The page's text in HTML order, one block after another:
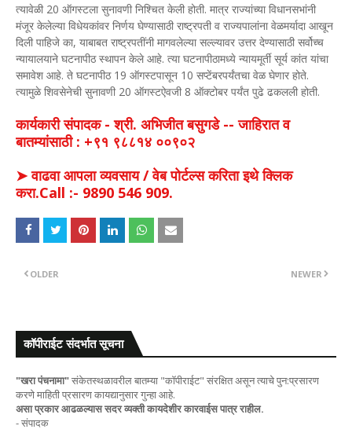
त्यावेळी 20 ऑगस्टला सुनावणी निश्चित केली होती. मात्र राज्यांच्या विधानसभांनी
मंजूर केलेल्या विधेयकांवर निर्णय घेण्यासाठी राष्ट्रपती व राज्यपालांना वेळमर्यादा आखून
दिली पाहिजे का, याबाबत राष्ट्रपतींनी मागवलेल्या सल्ल्यावर उत्तर देण्यासाठी सर्वोच्च
न्यायालयाने घटनापीठ स्थापन केले आहे. त्या घटनापीठामध्ये न्यायमूर्ती सूर्य कांत यांचा
समावेश आहे. ते घटनापीठ 19 ऑगस्टपासून 10 सप्टेंबरपर्यंतचा वेळ घेणार होते.
त्यामुळे शिवसेनेची सुनावणी 20 ऑगस्टऐवजी 8 ऑक्टोबर पर्यंत पुढे ढकलली होती.
कार्यकारी संपादक - श्री. अभिजीत बसुगडे -- जाहिरात व
बातम्यांसाठी : +९१ ९८८१४ ००९०२
➤ वाढवा आपला व्यवसाय / वेब पोर्टल्स करिता इथे क्लिक
करा.Call :- 9890 546 909.
NEWER
OLDER
कॉपीराईट संदर्भात सूचना
"खरा पंचनामा"संकेतस्थळावरील बातम्या "कॉपीराईट" संरक्षित असून त्याचे पुन:प्रसारण
करणे माहिती प्रसारण कायद्यानुसार गुन्हा आहे.
असा प्रकार आढळल्यास सदर व्यक्ती कायदेशीर कारवाईस पात्र राहील.
- संपादक